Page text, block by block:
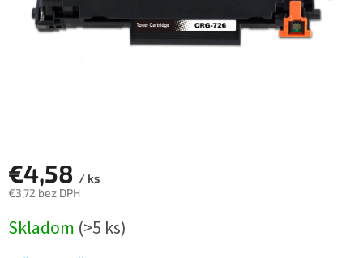
€4,58 / ks
€3,72 bez DPH
cena:
Skladom (>5 ks)